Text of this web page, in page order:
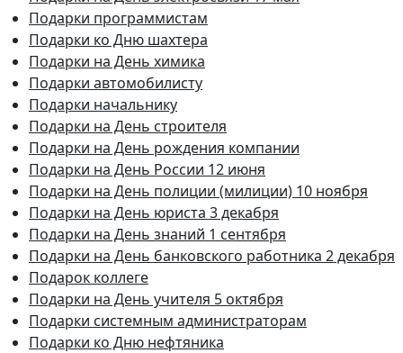
Подарки программистам
Подарки ко Дню шахтера
Подарки на День химика
Подарки автомобилисту
Подарки начальнику
Подарки на День строителя
Подарки на День рождения компании
Подарки на День России 12 июня
Подарки на День полиции (милиции) 10 ноября
Подарки на День юриста 3 декабря
Подарки на День знаний 1 сентября
Подарки на День банковского работника 2 декабря
Подарок коллеге
Подарки на День учителя 5 октября
Подарки системным администраторам
Подарки ко Дню нефтяника